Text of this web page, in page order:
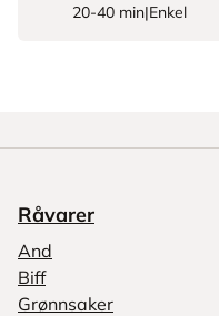
20-40 min|Enkel
Råvarer
And
Biff
Grønnsaker